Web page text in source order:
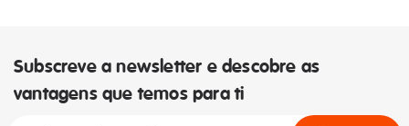
Subscreve a newsletter e descobre as
vantagens que temos para ti